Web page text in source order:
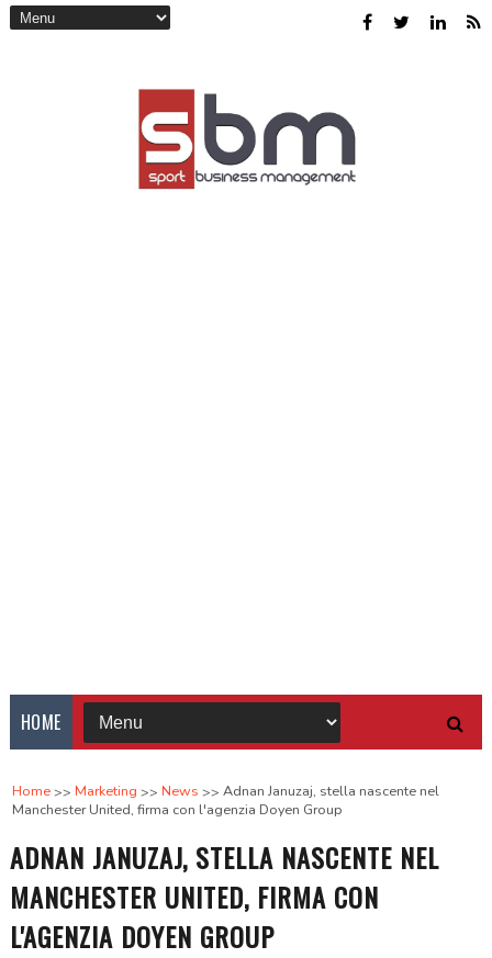
HOME
Home Marketing News
Adnan Januzaj, stella nascente nel
Manchester United, firma con l'agenzia Doyen Group
ADNAN JANUZAJ, STELLA NASCENTE NEL
MANCHESTER UNITED, FIRMA CON
L'AGENZIA DOYEN GROUP